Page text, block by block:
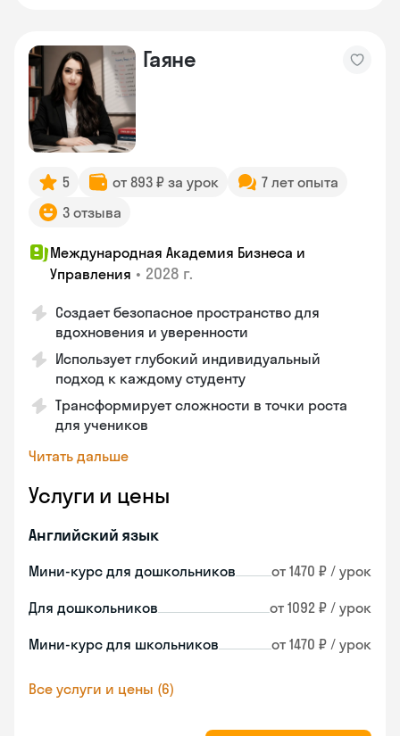
Гаяне
5 от 893 ₽ за урок
7 лет опыта
3 отзыва
Международная Академия Бизнеса и
Управления • 2028 г.
Создает безопасное пространство для
вдохновения и уверенности
Использует глубокий индивидуальный
подход к каждому студенту
Трансформирует сложности в точки роста
для учеников
Читать дальше
Услуги и цены
Английский язык
Мини-курс для дошкольников от 1470 ₽ / урок
Для дошкольников от 1092 ₽ / урок
Мини-курс для школьников от 1470 ₽ / урок
Все услуги и цены (6)